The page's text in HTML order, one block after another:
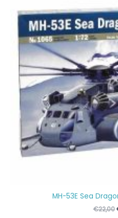
MH-53E Sea
€22,00